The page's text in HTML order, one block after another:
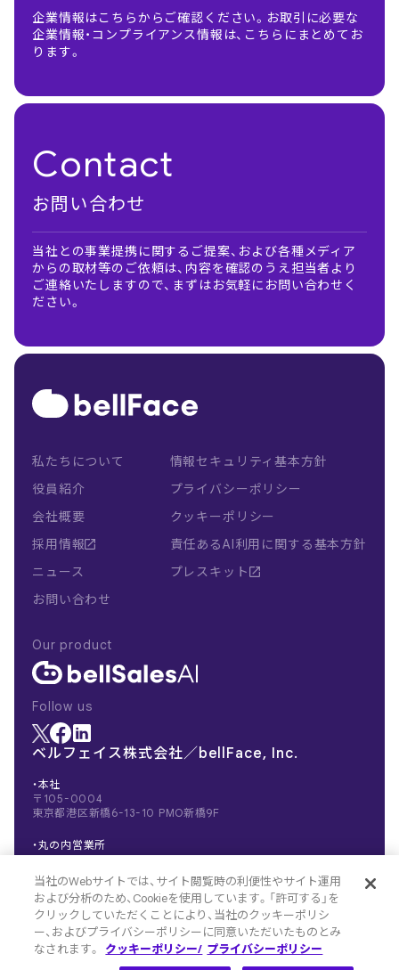
企業情報はこちらからご確認ください。お取引に必要な
企業情報・コンプライアンス情報は、こちらにまとめてお
ります。
Contact
お問い合わせ
当社との事業提携に関するご提案、および各種メディア
からの取材等のご依頼は、内容を確認のうえ担当者より
ご連絡いたしますので、まずはお気軽にお問い合わせく
ださい。
ベルフェイス株式会社／bellFace, Inc.
・本社
〒105-0004
東京都港区新橋6-13-10 PMO新橋9F
・丸の内営業所
〒100-0005
東京都千代田区丸の内1-1-3 日本生命丸の内
ガーデンタワー（Salesforce Tower）
ビジネスエアポート東京
私たちについて
役員紹介
会社概要
採用情報
ニュース
お問い合わせ
情報セキュリティ基本方針
プライバシーポリシー
クッキーポリシー
責任あるAI利用に関する基本方針
プレスキット
Our product
Follow us
2026 bellFace, Inc.
当社のWebサイトでは、サイト閲覧時の利便性やサイト運用
および分析のため、Cookieを使用しています。「許可する」を
クリックしていただくことにより、当社のクッキーポリシ
ー、およびプライバシーポリシーに同意いただいたものとみ
なされます。
クッキーポリシー/ プライバシーポリシー